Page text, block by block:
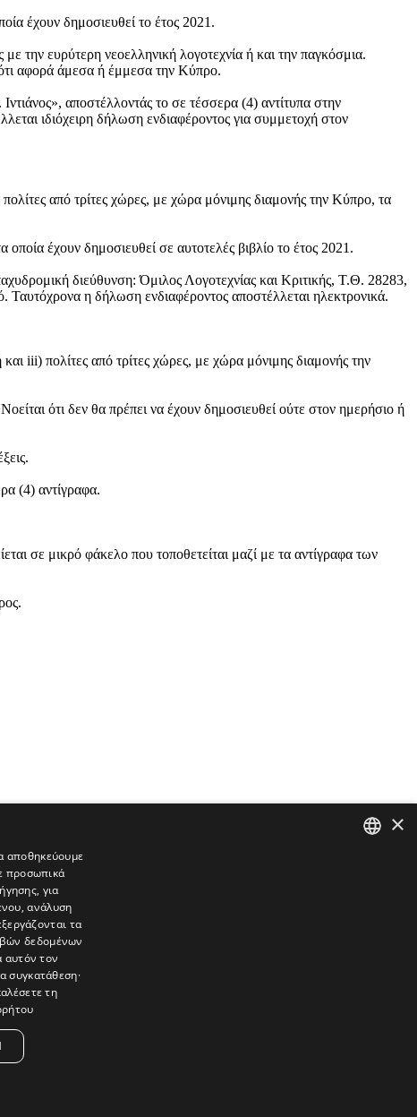
έχουν δημοσιευθεί το έτος 2021.
την ευρύτερη νεοελληνική λογοτεχνία ή και την παγκόσμια.
ότι αφορά άμεσα ή έμμεσα την Κύπρο.
αποστέλλοντάς το σε τέσσερα (4) αντίτυπα στην
ιδιόχειρη δήλωση ενδιαφέροντος για συμμετοχή στον
από τρίτες χώρες, με χώρα μόνιμης διαμονής την Κύπρο, τα
έχουν δημοσιευθεί σε αυτοτελές βιβλίο το έτος 2021.
διεύθυνση: Όμιλος Λογοτεχνίας και Κριτικής, Τ.Θ. 28283,
η δήλωση ενδιαφέροντος αποστέλλεται ηλεκτρονικά.
iii) πολίτες από τρίτες χώρες, με χώρα μόνιμης διαμονής την
ότι δεν θα πρέπει να έχουν δημοσιευθεί ούτε στον ημερήσιο ή
(4) αντίγραφα.
σε μικρό φάκελο που τοποθετείται μαζί με τα αντίγραφα των
συναντήσεις, ρεπορτάζ, ήχοι, εικόνες – κινούμενες
×
αποθηκεύουμε
προσωπικά
για
ανάλυση
τα
δεδομένων
αυτόν τον
συγκατάθεση·
τη